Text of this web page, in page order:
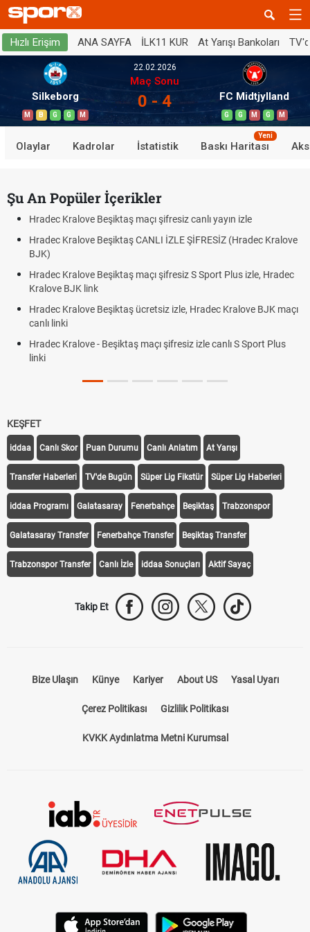
Hızlı Erişim ANA SAYFA İLK11 KUR At Yarışı Bankoları
Silkeborg
M B G G M
22.02.2026
Maç Sonu
0 - 4 FC Midtjylland
G G M G M
Olaylar Kadrolar İstatistik Baskı Haritası
Yeni
Şu An Popüler İçerikler
Hradec Kralove Beşiktaş maçı şifresiz canlı yayın izle
Hradec Kralove Beşiktaş CANLI İZLE ŞİFRESİZ (Hradec Kralove
BJK)
Hradec Kralove Beşiktaş maçı şifresiz S Sport Plus izle, Hradec
Kralove BJK link
Hradec Kralove Beşiktaş ücretsiz izle, Hradec Kralove BJK maçı
canlı linki
Hradec Kralove - Beşiktaş maçı şifresiz izle canlı S Sport Plus
linki
KEŞFET
iddaa Canlı Skor Puan Durumu Canlı Anlatım At Yarışı
Transfer Haberleri TV'de Bugün Süper Lig Fikstür Süper Lig Haberleri
iddaa Programı Galatasaray Fenerbahçe Beşiktaş Trabzonspor
Galatasaray Transfer Fenerbahçe Transfer Beşiktaş Transfer
Trabzonspor Transfer Canlı İzle iddaa Sonuçları Aktif Sayaç
Takip Et
Bize Ulaşın Künye Kariyer About US Yasal Uyarı
Çerez Politikası Gizlilik Politikası
KVKK Aydınlatma Metni Kurumsal